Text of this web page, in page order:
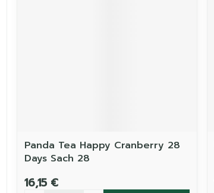
Panda Tea Happy Cranberry 28
Days Sach 28
16,15 €